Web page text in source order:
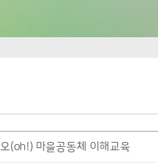
(oh!) 마을공동체 이해교육